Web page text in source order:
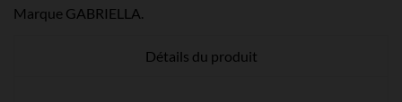
Marque GABRIELLA.
Détails du produit